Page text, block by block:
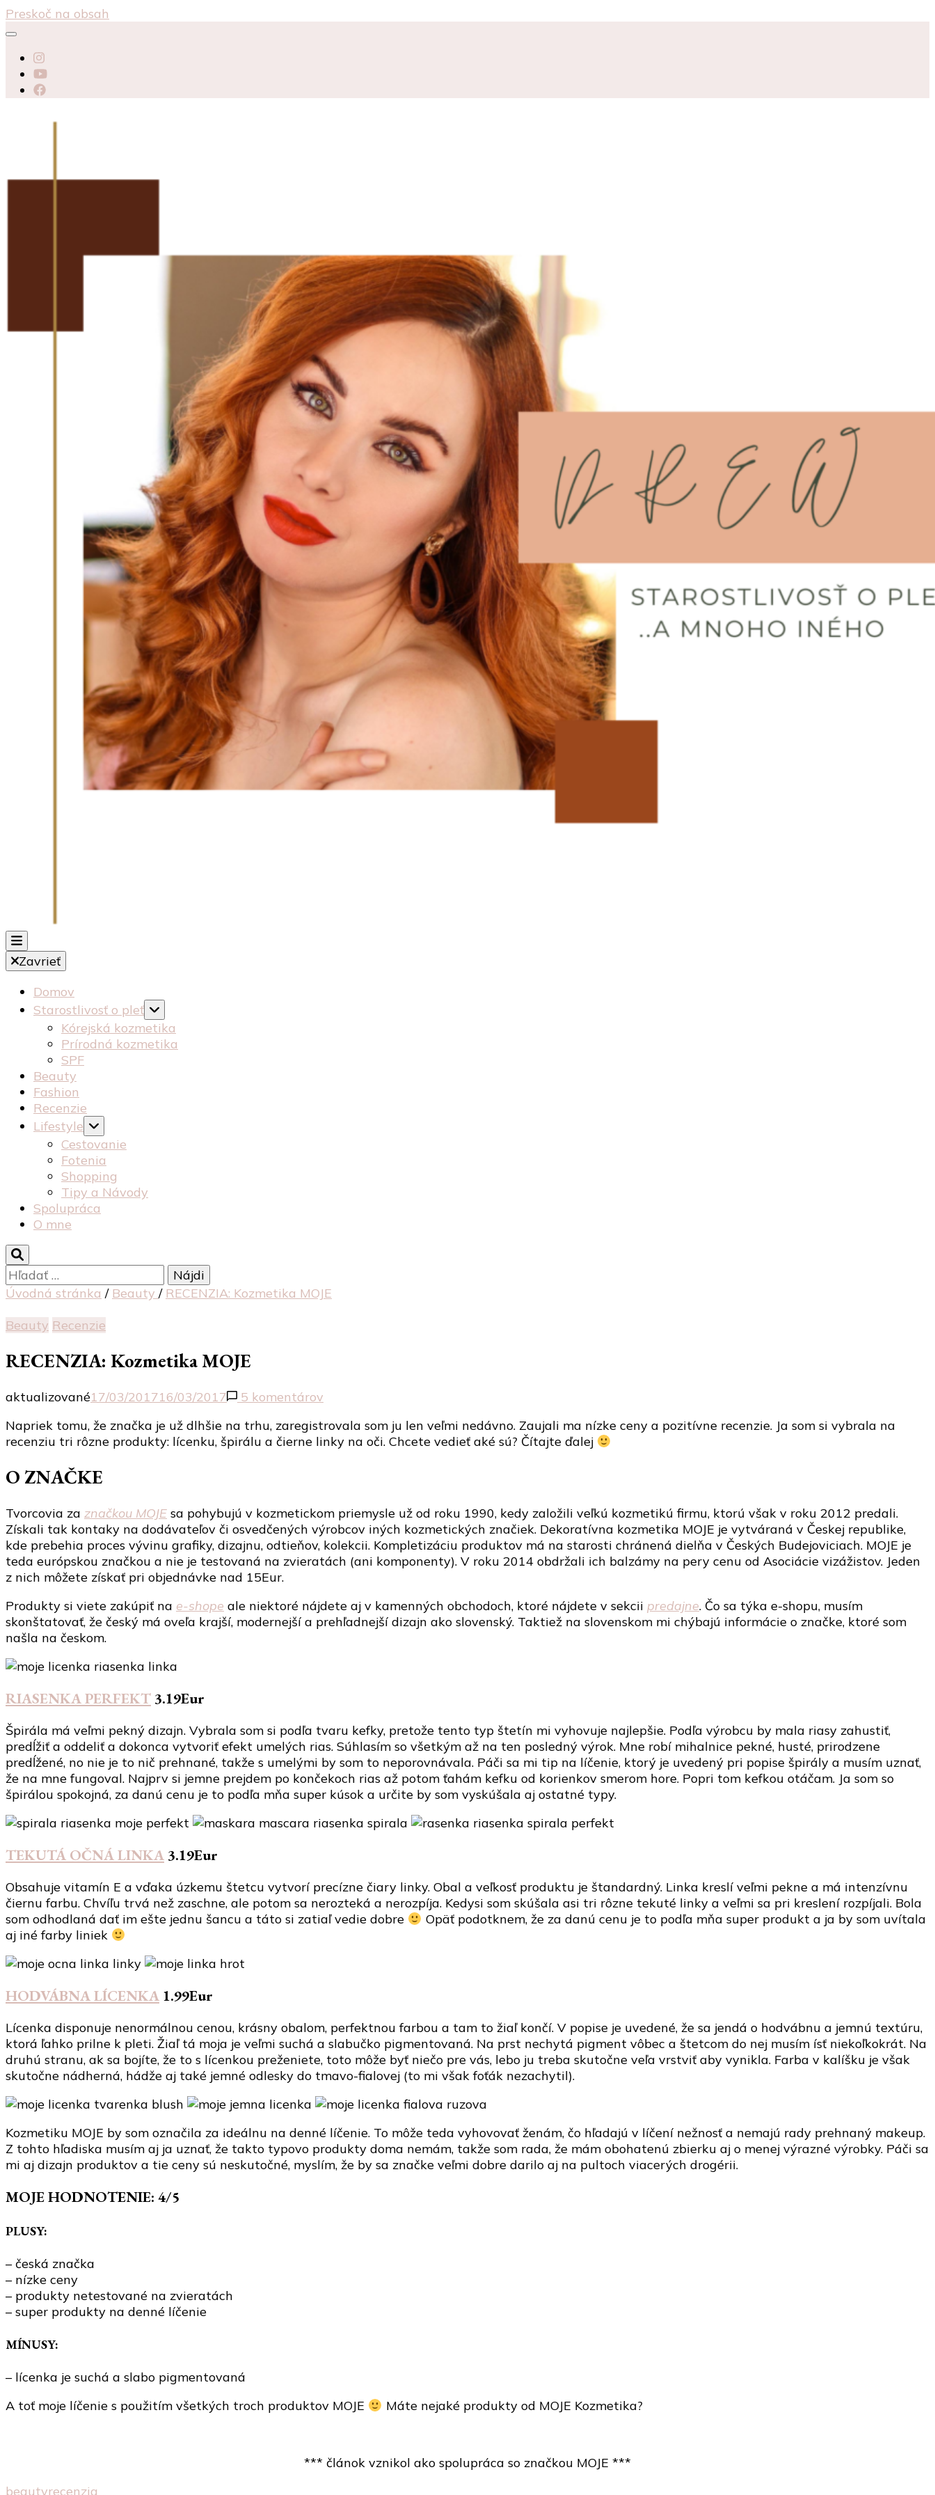
Preskoč na obsah
drewsbeauty
starostlivosť péče o pleť recenzia recenze kosmetika kozmetika
Zavrieť
Domov
Starostlivosť o pleť
Kórejská kozmetika
Prírodná kozmetika
SPF
Beauty
Fashion
Recenzie
Lifestyle
Cestovanie
Fotenia
Shopping
Tipy a Návody
Spolupráca
O mne
Hľadať:
Úvodná stránka / Beauty / RECENZIA: Kozmetika MOJE
Beauty Recenzie
RECENZIA: Kozmetika MOJE
aktualizované17/03/201716/03/2017 5 komentárov
Kozmetika
MOJE
Napriek tomu, že značka je už dlhšie na trhu, zaregistrovala som ju len veľmi nedávno. Zaujali ma nízke ceny a pozitívne recenzie. Ja som si vybrala na
recenziu tri rôzne produkty: lícenku, špirálu a čierne linky na oči. Chcete vedieť aké sú? Čítajte ďalej
O ZNAČKE
Tvorcovia za značkou MOJE sa pohybujú v kozmetickom priemysle už od roku 1990, kedy založili veľkú kozmetikú firmu, ktorú však v roku 2012 predali.
Získali tak kontaky na dodávateľov či osvedčených výrobcov iných kozmetických značiek. Dekoratívna kozmetika MOJE je vytváraná v Českej republike,
kde prebehia proces vývinu grafiky, dizajnu, odtieňov, kolekcii. Kompletizáciu produktov má na starosti chránená dielňa v Českých Budejoviciach. MOJE je
teda európskou značkou a nie je testovaná na zvieratách (ani komponenty). V roku 2014 obdržali ich balzámy na pery cenu od Asociácie vizážistov. Jeden
z nich môžete získať pri objednávke nad 15Eur.
Produkty si viete zakúpiť na e-shope ale niektoré nájdete aj v kamenných obchodoch, ktoré nájdete v sekcii predajne. Čo sa týka e-shopu, musím
skonštatovať, že český má oveľa krajší, modernejší a prehľadnejší dizajn ako slovenský. Taktiež na slovenskom mi chýbajú informácie o značke, ktoré som
našla na českom.
RIASENKA PERFEKT 3.19Eur
Špirála má veľmi pekný dizajn. Vybrala som si podľa tvaru kefky, pretože tento typ štetín mi vyhovuje najlepšie. Podľa výrobcu by mala riasy zahustiť,
predĺžiť a oddeliť a dokonca vytvoriť efekt umelých rias. Súhlasím so všetkým až na ten posledný výrok. Mne robí mihalnice pekné, husté, prirodzene
predĺžené, no nie je to nič prehnané, takže s umelými by som to neporovnávala. Páči sa mi tip na líčenie, ktorý je uvedený pri popise špirály a musím uznať,
že na mne fungoval. Najprv si jemne prejdem po končekoch rias až potom ťahám kefku od korienkov smerom hore. Popri tom kefkou otáčam. Ja som so
špirálou spokojná, za danú cenu je to podľa mňa super kúsok a určite by som vyskúšala aj ostatné typy.
TEKUTÁ OČNÁ LINKA 3.19Eur
Obsahuje vitamín E a vďaka úzkemu štetcu vytvorí precízne čiary linky. Obal a veľkosť produktu je štandardný. Linka kreslí veľmi pekne a má intenzívnu
čiernu farbu. Chvíľu trvá než zaschne, ale potom sa nerozteká a nerozpíja. Kedysi som skúšala asi tri rôzne tekuté linky a veľmi sa pri kreslení rozpíjali. Bola
som odhodlaná dať im ešte jednu šancu a táto si zatiaľ vedie dobre
Opäť podotknem, že za danú cenu je to podľa mňa super produkt a ja by som uvítala
aj iné farby liniek
HODVÁBNA LÍCENKA 1.99Eur
Lícenka disponuje nenormálnou cenou, krásny obalom, perfektnou farbou a tam to žiaľ končí. V popise je uvedené, že sa jendá o hodvábnu a jemnú textúru,
ktorá ľahko prilne k pleti. Žiaľ tá moja je veľmi suchá a slabučko pigmentovaná. Na prst nechytá pigment vôbec a štetcom do nej musím ísť niekoľkokrát. Na
druhú stranu, ak sa bojíte, že to s lícenkou preženiete, toto môže byť niečo pre vás, lebo ju treba skutočne veľa vrstviť aby vynikla. Farba v kalíšku je však
skutočne nádherná, hádže aj také jemné odlesky do tmavo-fialovej (to mi však foťák nezachytil).
Kozmetiku MOJE by som označila za ideálnu na denné líčenie. To môže teda vyhovovať ženám, čo hľadajú v líčení nežnosť a nemajú rady prehnaný makeup.
Z tohto hľadiska musím aj ja uznať, že takto typovo produkty doma nemám, takže som rada, že mám obohatenú zbierku aj o menej výrazné výrobky. Páči sa
mi aj dizajn produktov a tie ceny sú neskutočné, myslím, že by sa značke veľmi dobre darilo aj na pultoch viacerých drogérii.
MOJE HODNOTENIE: 4/5
PLUSY:
– česká značka
– nízke ceny
– produkty netestované na zvieratách
– super produkty na denné líčenie
MÍNUSY:
– lícenka je suchá a slabo pigmentovaná
A toť moje líčenie s použitím všetkých troch produktov MOJE
Máte nejaké produkty od MOJE Kozmetika?
*** článok vznikol ako spolupráca so značkou MOJE ***
beautyrecenzia